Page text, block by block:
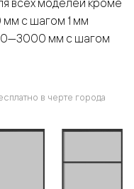
с шагом 1 мм
мм с шагом
в черте города